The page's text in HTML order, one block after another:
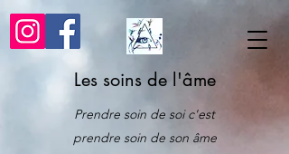
Les soins de l'âme
Prendre soin de soi c'est
prendre soin de son âme